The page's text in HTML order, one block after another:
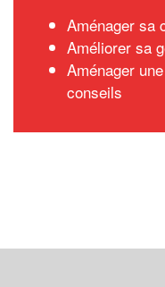
Aménager sa
Améliorer sa
Aménager
conseils